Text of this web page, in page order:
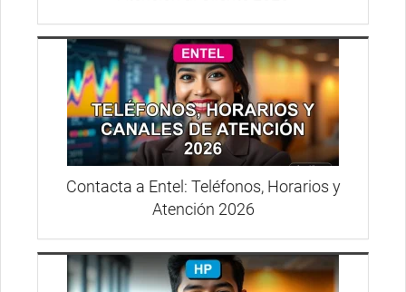
Contacta a Entel: Teléfonos, Horarios y
Atención 2026